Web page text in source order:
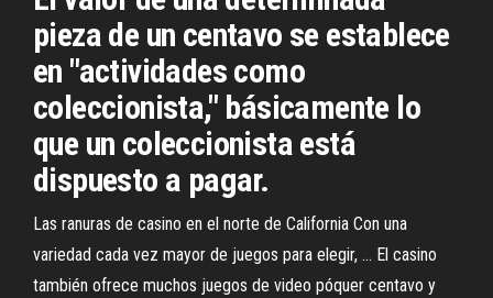
pieza de un centavo se establece
en "actividades como
coleccionista," básicamente lo
que un coleccionista está
dispuesto a pagar.
Las ranuras de casino en el norte de California Con una
variedad cada vez mayor de juegos para elegir, ... El casino
también ofrece muchos juegos de video póquer centavo y